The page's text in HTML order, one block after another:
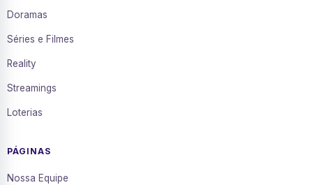
Doramas
Séries e Filmes
Reality
Streamings
Loterias
PÁGINAS
Nossa Equipe